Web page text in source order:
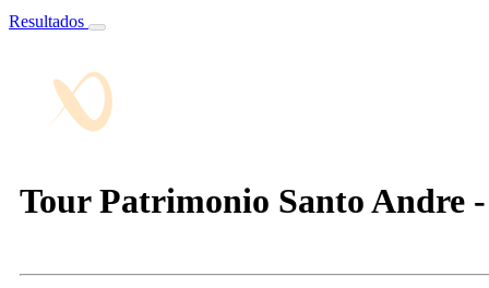
Resultados
Tour Patrimonio Santo Andre